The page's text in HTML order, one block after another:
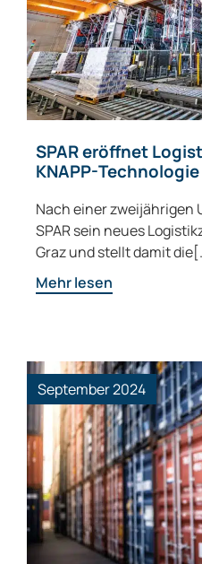
SPAR eröffnet
KNAPP-Technologie
Nach einer zweijährigen
SPAR sein neues
Graz und stellt damit
Mehr lesen
September 2024